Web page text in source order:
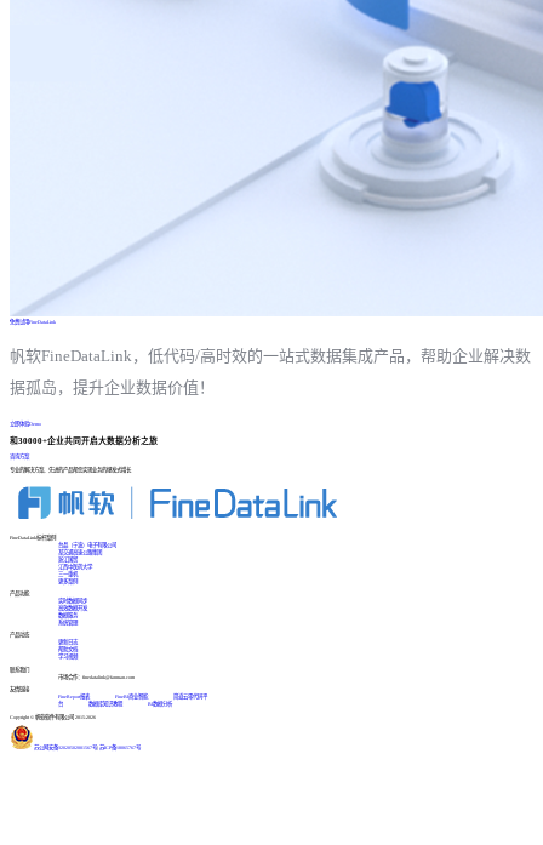
免费试用FineDataLink
帆软FineDataLink，低代码/高时效的一站式数据集成产品，帮助企业解决数
据孤岛，提升企业数据价值！
立即体验Demo
和30000+企业共同开启大数据分析之旅
咨询方案
专业的解决方案、先进的产品帮您实现业务的爆发式增长
FineDataLink标杆案例
台晶（宁波）电子有限公司
某交通高速公路集团
浙江国贸
江西中医药大学
三一重机
更多案例
产品功能
实时数据同步
高效数据开发
数据服务
系统管理
产品动态
更新日志
帮助文档
学习视频
联系我们
市场合作：finedatalink@fanruan.com
友情链接
FineReport报表
FineBI商业智能
简道云零代码平
台
数据库知识教程 BI数据分析
Copyright © 帆软软件有限公司 2015-2026
苏公网安备32020502001567号 苏ICP备18065767号